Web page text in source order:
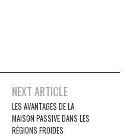
NEXT ARTICLE
LES AVANTAGES DE LA
MAISON PASSIVE DANS LES
RÉGIONS FROIDES